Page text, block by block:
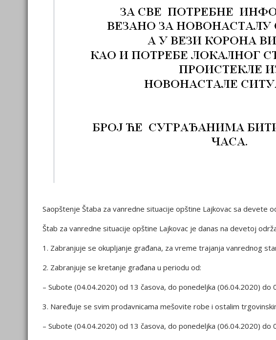
Saopštenje Štaba za vanredne situacije opštine Lajkovac sa devete
Štab za vanredne situacije opštine Lajkovac je danas na devetoj
1. Zabranjuje se okupljanje građana, za vreme trajanja vanrednog
2. Zabranjuje se kretanje građana u periodu od:
– Subote (04.04.2020) od 13 časova, do ponedeljka (06.04.2020) do
3. Naređuje se svim prodavnicama mešovite robe i ostalim
– Subote (04.04.2020) od 13 časova, do ponedeljka (06.04.2020) do